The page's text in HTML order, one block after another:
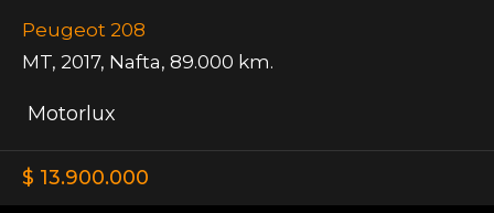
Peugeot 208
MT, 2017, Nafta, 89.000 km.
Motorlux
$ 13.900.000